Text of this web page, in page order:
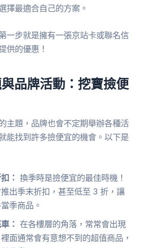
擇最適合自己的方案。
一步就是擁有一張京站卡或聯名信
供的優惠！
品牌活動：挖寶撿便
主題，品牌也會不定期舉辦各種活
能找到許多撿便宜的機會。以下是
： 換季時是撿便宜的最佳時機！
出季末折扣，甚至低至 3 折，讓
季商品。
： 在各樓層的角落，常常會出現
面通常會有意想不到的超值商品，